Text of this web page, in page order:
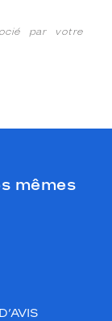
par votre
mêmes